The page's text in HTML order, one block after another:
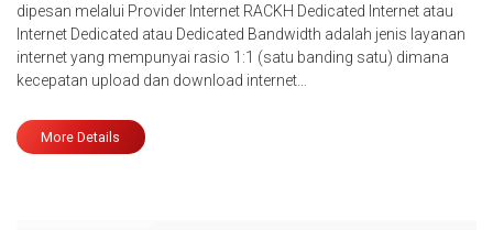
dipesan melalui Provider Internet RACKH Dedicated Internet atau
Internet Dedicated atau Dedicated Bandwidth adalah jenis layanan
internet yang mempunyai rasio 1:1 (satu banding satu) dimana
kecepatan upload dan download internet…
More Details